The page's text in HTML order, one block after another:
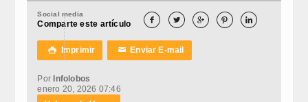
Social media
Comparte este artículo     
 Imprimir ✉Enviar E-mail
PorInfolobos
enero 20, 2026 07:46